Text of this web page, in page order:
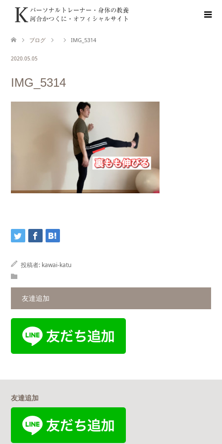
ブログ IMG_5314
2020.05.05
IMG_5314
投稿者: kawai-katu
友達追加
友達追加